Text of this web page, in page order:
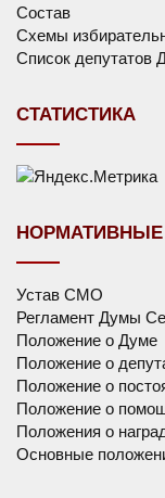
Состав
Схемы
Список депутатов
СТАТИСТИКА
Устав СМО
Регламент Думы
Положение о Думе
Положение о
Положение о
Положение о
Положения о
Основные